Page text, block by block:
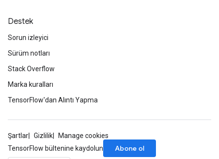
Destek
Sorun izleyici
Sürüm notları
Stack Overflow
Marka kuralları
TensorFlow'dan Alıntı Yapma
Şartlar Gizlilik
Manage cookies
TensorFlow bültenine kaydolun
Abone ol